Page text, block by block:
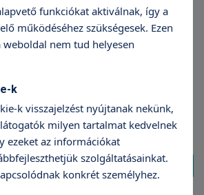
szakorvos Budaörs
Budaörs
További találat
funkciókat aktiválnak, így a
működéséhez szükségesek. Ezen
nem tud helyesen
k
k visszajelzést nyújtanak nekünk,
milyen tartalmat kedvelnek
ezeket az információkat
szolgáltatásainkat.
konkrét személyhez.